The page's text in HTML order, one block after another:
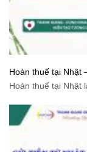
Hoàn thuế tại Nhật
động
Hoàn thuế tại Nhật